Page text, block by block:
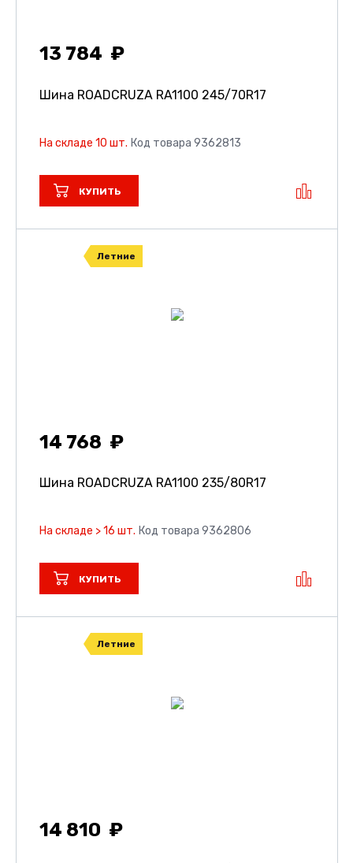
13 784
Шина ROADCRUZA RA1100 245/70R17
На складе 10 шт. Код товара 9362813
КУПИТЬ
Летние
14 768
Шина ROADCRUZA RA1100 235/80R17
На складе > 16 шт. Код товара 9362806
КУПИТЬ
Летние
14 810